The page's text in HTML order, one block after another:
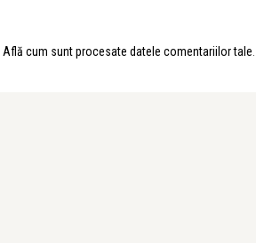
Află cum sunt procesate datele comentariilor tale.